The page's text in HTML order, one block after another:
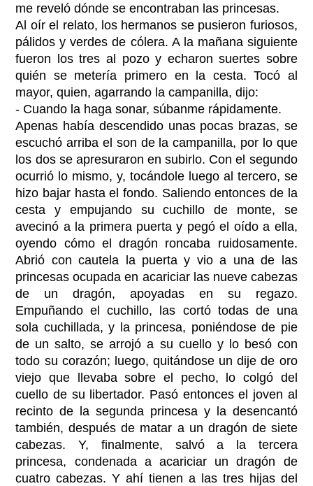
me reveló dónde se encontraban las princesas.
Al oír el relato, los hermanos se pusieron furiosos,
pálidos y verdes de cólera. A la mañana siguiente
fueron los tres al pozo y echaron suertes sobre
quién se metería primero en la cesta. Tocó al
mayor, quien, agarrando la campanilla, dijo:
- Cuando la haga sonar, súbanme rápidamente.
Apenas había descendido unas pocas brazas, se
escuchó arriba el son de la campanilla, por lo que
los dos se apresuraron en subirlo. Con el segundo
ocurrió lo mismo, y, tocándole luego al tercero, se
hizo bajar hasta el fondo. Saliendo entonces de la
cesta y empujando su cuchillo de monte, se
avecinó a la primera puerta y pegó el oído a ella,
oyendo cómo el dragón roncaba ruidosamente.
Abrió con cautela la puerta y vio a una de las
princesas ocupada en acariciar las nueve cabezas
de un dragón, apoyadas en su regazo.
Empuñando el cuchillo, las cortó todas de una
sola cuchillada, y la princesa, poniéndose de pie
de un salto, se arrojó a su cuello y lo besó con
todo su corazón; luego, quitándose un dije de oro
viejo que llevaba sobre el pecho, lo colgó del
cuello de su libertador. Pasó entonces el joven al
recinto de la segunda princesa y la desencantó
también, después de matar a un dragón de siete
cabezas. Y, finalmente, salvó a la tercera
princesa, condenada a acariciar un dragón de
cuatro cabezas. Y ahí tienen a las tres hijas del